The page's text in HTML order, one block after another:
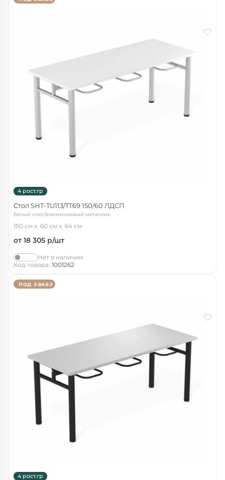
4 рост.гр
Стол SHT-TU113/TT69 150/60 ЛДСП
белый снег/алюминиевый металлик
150 см 60 см 64 см
от 18 305 р/шт
Нет в наличии
Код товара: 1001262
под заказ
4 рост.гр